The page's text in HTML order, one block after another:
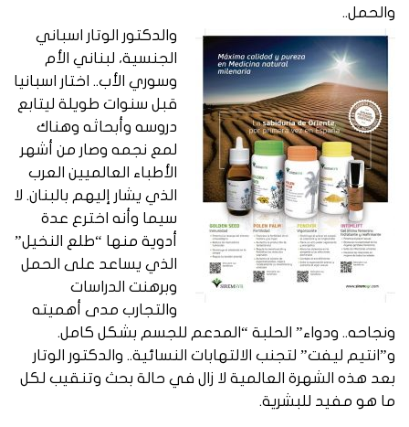
والحمل..
والدكتور الوتار اسباني
الجنسية، لبناني الأم
وسوري الأب.. اختار اسبانيا
قبل سنوات طويلة ليتابع
دروسه وأبحاثه وهناك
لمع نجمه وصار من أشهر
الأطباء العالميين العرب
الذي يشار إليهم بالبنان. لا
سيما وأنه اخترع عدة
أدوية منها “طلع النخيل”
الذي يساعد على الحمل
وبرهنت الدراسات
والتجارب مدى أهميته
ونجاحه.. ودواء” الحلبة “المدعم للجسم بشكل كامل.
و”انتيم ليفت” لتجنب الالتهابات النسائية.. والدكتور الوتار
بعد هذه الشهرة العالمية لا زال في حالة بحث وتنقيب لكل
ما هو مفيد للبشرية.